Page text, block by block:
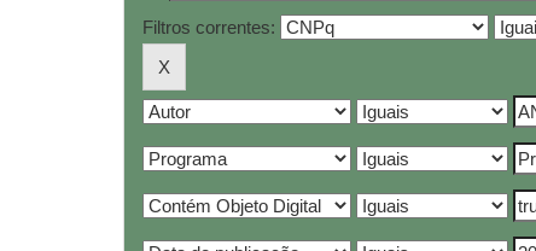
Filtros correntes: